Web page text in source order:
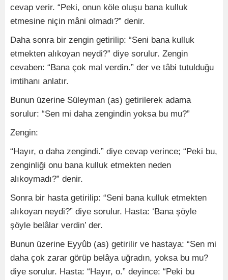
cevap verir. “Peki, onun köle oluşu bana kulluk
etmesine niçin mâni olmadı?” denir.
Daha sonra bir zengin getirilip: “Seni bana kulluk
etmekten alıkoyan neydi?” diye sorulur. Zengin
cevaben: “Bana çok mal verdin.” der ve tâbi tutulduğu
imtihanı anlatır.
Bunun üzerine Süleyman (as) getirilerek adama
sorulur: “Sen mi daha zengindin yoksa bu mu?”
Zengin:
“Hayır, o daha zengindi.” diye cevap verince; “Peki bu,
zenginliği onu bana kulluk etmekten neden
alıkoymadı?” denir.
Sonra bir hasta getirilip: “Seni bana kulluk etmekten
alıkoyan neydi?” diye sorulur. Hasta: ‘Bana şöyle
şöyle belâlar verdin’ der.
Bunun üzerine Eyyûb (as) getirilir ve hastaya: “Sen mi
daha çok zarar görüp belâya uğradın, yoksa bu mu?
diye sorulur. Hasta: “Hayır, o.” deyince: “Peki bu